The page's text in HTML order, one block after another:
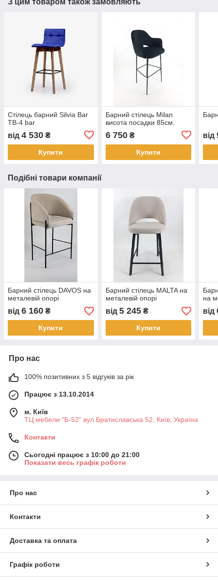
З цим товаром також замовляють
Стілець барний Silvia Bar
TB-4 bar
від 4 530 ₴
Купити
Барний стілець Milan
висота посадки 85см.
6 750₴
Купити
від
Подібні товари компанії
Барний стілець DAVOS на
металевій опорі
від 6 160 ₴
Купити
Барний стілець MALTA на
металевій опорі
від 5 245₴
Купити
на
від
Про нас
100% позитивних з 5 відгуків за рік
Працює з 13.10.2014
м. Київ
ТЦ мебели "Б-52" вул.Братиславська 52, Київ, Україна
Контакти
Сьогодні працює з 10:00 до 21:00
Показати весь графік роботи
Про нас
Контакти
Доставка та оплата
Графік роботи